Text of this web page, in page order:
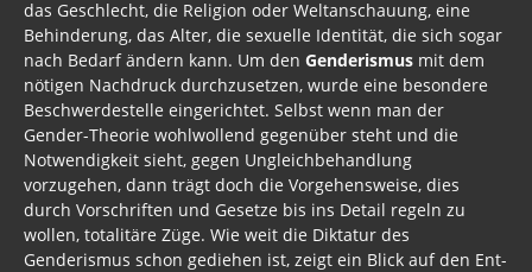
das Geschlecht, die Religion oder Weltanschauung, eine
Behinderung, das Alter, die sexuelle Identität, die sich sogar
nach Bedarf ändern kann. Um den Genderismus mit dem
nötigen Nachdruck durchzusetzen, wurde eine besondere
Beschwerdestelle eingerichtet. Selbst wenn man der
Gender-Theorie wohlwollend gegenüber steht und die
Notwendigkeit sieht, gegen Ungleich­behandlung
vorzugehen, dann trägt doch die Vorgehensweise, dies
durch Vorschriften und Gesetze bis ins Detail regeln zu
wollen, totalitäre Züge. Wie weit die Diktatur des
Genderismus schon gediehen ist, zeigt ein Blick auf den Ent­